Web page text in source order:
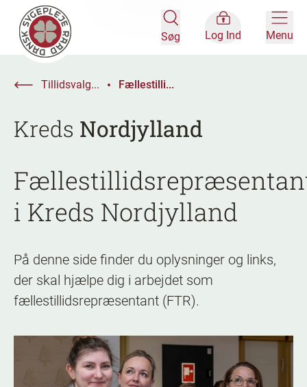
Søg Log Ind Menu
Tillidsvalg... Fællestilli...
Kreds Nordjylland
i Kreds Nordjylland
På denne side finder du oplysninger og links,
der skal hjælpe dig i arbejdet som
fællestillidsrepræsentant (FTR).